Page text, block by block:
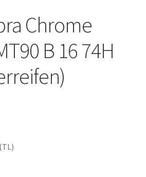
Chrome
B 16 74H